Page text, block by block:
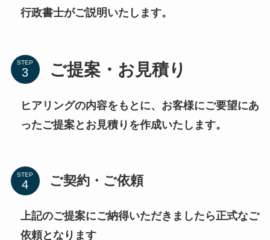
行政書士がご説明いたします。
STEP ご提案・お見積り
ヒアリングの内容をもとに、お客様にご要望にあ
ったご提案とお見積りを作成いたします。
STEP ご契約・ご依頼
上記のご提案にご納得いただきましたら正式なご
依頼となります